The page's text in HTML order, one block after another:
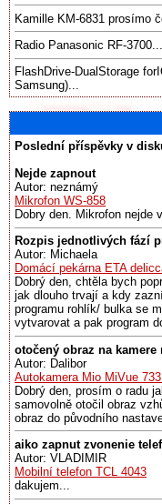
Kamille KM-6831 prosímo
Radio Panasonic RF-3700...
FlashDrive-DualStorage
Samsung)...
Poslední příspěvky v
Nejde zapnout
Autor: neznámý
Mikrofon WS-858
Dobry den. Mikrofon nejde
Rozpis jednotlivých fází
Autor: Michaela
Domácí pekárna ETA
Dobrý den, chtěla bych
jak dlouho trvají a kdy
programu rohlík/ bulka se
vytvarovat a pak program
otočený obraz na kamere
Autor: Dalibor
Autokamera Mio MiVue
Dobrý den, prosím o radu
samovolně otočil obraz
obraz do původního
aiko zapnut zvonenie
Autor: VLADIMIR
Mobilní telefon TCL 4043
dakujem...